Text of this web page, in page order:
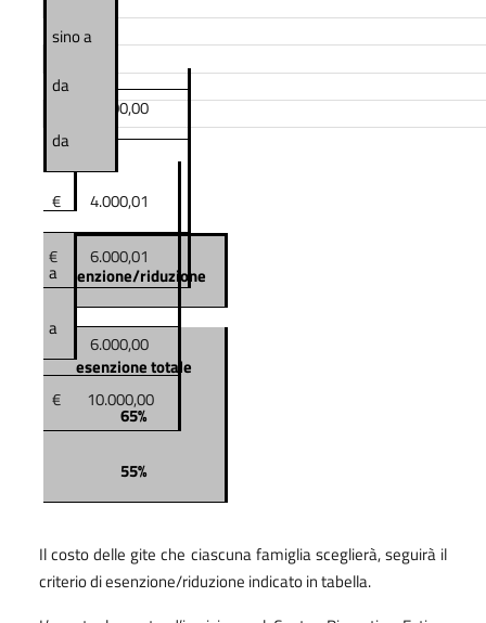
Esenzione/riduzione
sino a
4.000,00
esenzione totale
da
€ 4.000,01
a
6.000,00
65%
da
€ 6.000,01
a
€ 10.000,00
55%
Il costo delle gite che ciascuna famiglia sceglierà, seguirà il
criterio di esenzione/riduzione indicato in tabella.